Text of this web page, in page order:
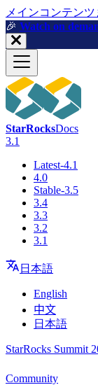
メインコンテン
🎉️ Watch on
StarRocksDocs
3.1
Latest-4.1
4.0
Stable-3.5
3.4
3.3
3.2
3.1
日本語
English
中文
日本語
StarRocks Summit
Community